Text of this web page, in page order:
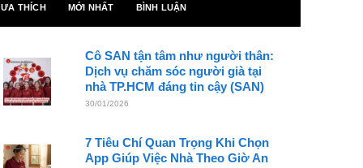
ƯA THÍCH MỚI NHẤT BÌNH LUẬN
Cô SAN tận tâm như người thân:
Dịch vụ chăm sóc người già tại
nhà TP.HCM đáng tin cậy (SAN)
30/01/2026
7 Tiêu Chí Quan Trọng Khi Chọn
App Giúp Việc Nhà Theo Giờ An